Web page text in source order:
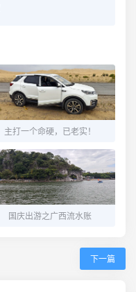
主打一个命硬，已老实！
国庆出游之广西流水账
下一篇